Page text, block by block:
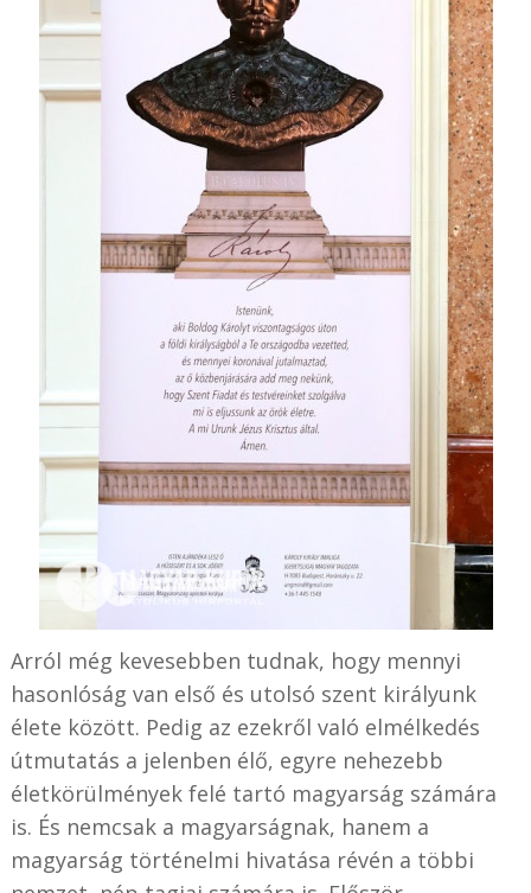
Arról még kevesebben tudnak, hogy mennyi
hasonlóság van első és utolsó szent királyunk
élete között. Pedig az ezekről való elmélkedés
útmutatás a jelenben élő, egyre nehezebb
életkörülmények felé tartó magyarság számára
is. És nemcsak a magyarságnak, hanem a
magyarság történelmi hivatása révén a többi